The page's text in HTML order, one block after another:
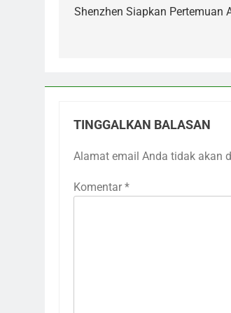
pos
Shenzhen Siapkan Pertemuan
TINGGALKAN BALASAN
Alamat email Anda tidak akan
Komentar *